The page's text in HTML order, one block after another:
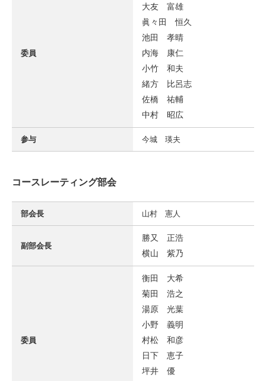
委員
大友 富雄
眞々田 恒久
池田 孝晴
内海 康仁
小竹 和夫
緒方 比呂志
佐橋 祐輔
中村 昭広
参与 今城 瑛夫
コースレーティング部会
部会長 山村 憲人
副部会長
勝又 正浩
横山 紫乃
委員
衡田 大希
菊田 浩之
湯原 光葉
小野 義明
村松 和彦
日下 恵子
坪井 優